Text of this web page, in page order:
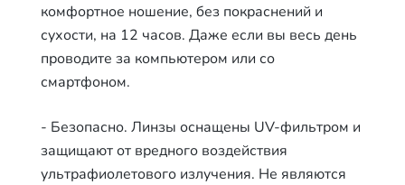
комфортное ношение, без покраснений и
сухости, на 12 часов. Даже если вы весь день
проводите за компьютером или со
смартфоном.
- Безопасно. Линзы оснащены UV-фильтром и
защищают от вредного воздействия
ультрафиолетового излучения. Не являются